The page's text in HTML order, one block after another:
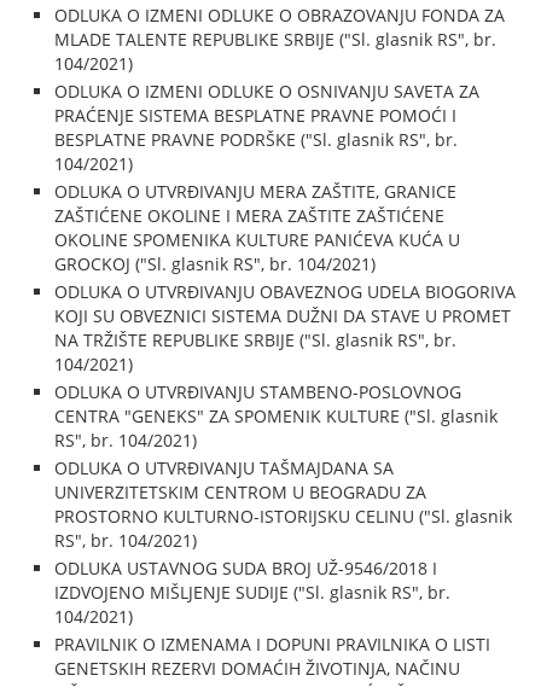
ODLUKA O IZMENI ODLUKE O OBRAZOVANJU FONDA ZA
MLADE TALENTE REPUBLIKE SRBIJE ("Sl. glasnik RS", br.
104/2021)
ODLUKA O IZMENI ODLUKE O OSNIVANJU SAVETA ZA
PRAĆENJE SISTEMA BESPLATNE PRAVNE POMOĆI I
BESPLATNE PRAVNE PODRŠKE ("Sl. glasnik RS", br.
104/2021)
ODLUKA O UTVRĐIVANJU MERA ZAŠTITE, GRANICE
ZAŠTIĆENE OKOLINE I MERA ZAŠTITE ZAŠTIĆENE
OKOLINE SPOMENIKA KULTURE PANIĆEVA KUĆA U
GROCKOJ ("Sl. glasnik RS", br. 104/2021)
ODLUKA O UTVRĐIVANJU OBAVEZNOG UDELA BIOGORIVA
KOJI SU OBVEZNICI SISTEMA DUŽNI DA STAVE U PROMET
NA TRŽIŠTE REPUBLIKE SRBIJE ("Sl. glasnik RS", br.
104/2021)
ODLUKA O UTVRĐIVANJU STAMBENO-POSLOVNOG
CENTRA "GENEKS" ZA SPOMENIK KULTURE ("Sl. glasnik
RS", br. 104/2021)
ODLUKA O UTVRĐIVANJU TAŠMAJDANA SA
UNIVERZITETSKIM CENTROM U BEOGRADU ZA
PROSTORNO KULTURNO-ISTORIJSKU CELINU ("Sl. glasnik
RS", br. 104/2021)
ODLUKA USTAVNOG SUDA BROJ UŽ-9546/2018 I
IZDVOJENO MIŠLJENJE SUDIJE ("Sl. glasnik RS", br.
104/2021)
PRAVILNIK O IZMENAMA I DOPUNI PRAVILNIKA O LISTI
GENETSKIH REZERVI DOMAĆIH ŽIVOTINJA, NAČINU